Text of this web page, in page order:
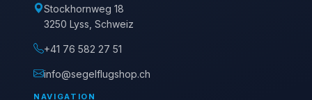
Stockhornweg 18
3250 Lyss, Schweiz
+41 76 582 27 51
info@segelflugshop.ch
NAVIGATION